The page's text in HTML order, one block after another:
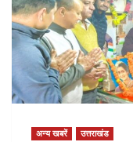
अन्य खबरें उत्तराखंड